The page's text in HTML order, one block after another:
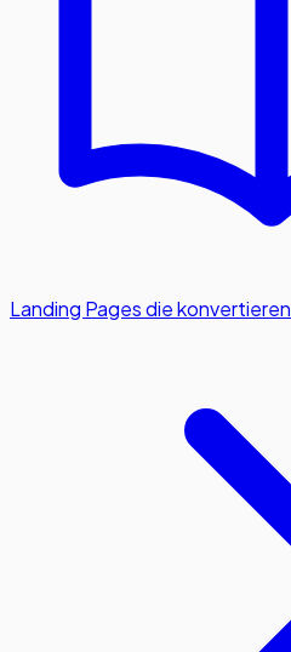
Landing Pages die konvertieren